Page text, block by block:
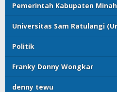
Pemerintah Kabupaten
Universitas Sam Ratulangi
Politik
Franky Donny Wongkar
denny tewu